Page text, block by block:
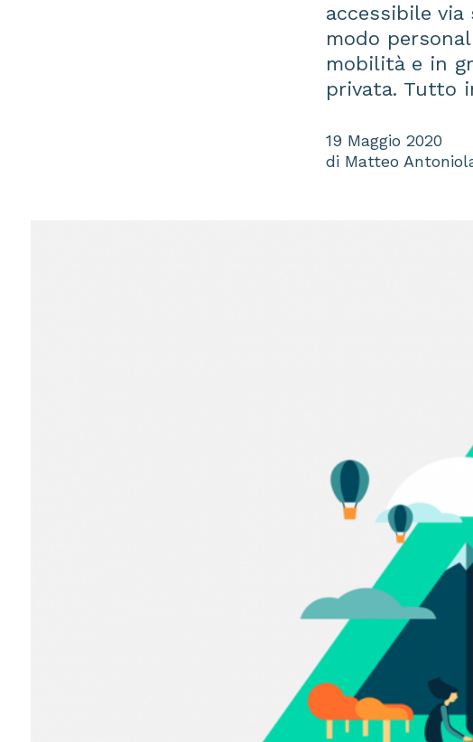
accessibile
modo
mobilità e in
privata. Tutto
19 Maggio 2020
di Matteo